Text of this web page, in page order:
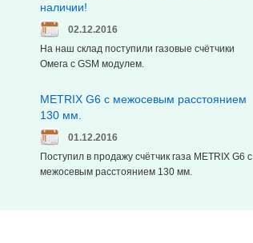
наличии!
02.12.2016
На наш склад поступили газовые счётчики
Омега с GSM модулем.
METRIX G6 с межосевым расстоянием
130 мм.
01.12.2016
Поступил в продажу счётчик газа METRIX G6 с
межосевым расстоянием 130 мм.